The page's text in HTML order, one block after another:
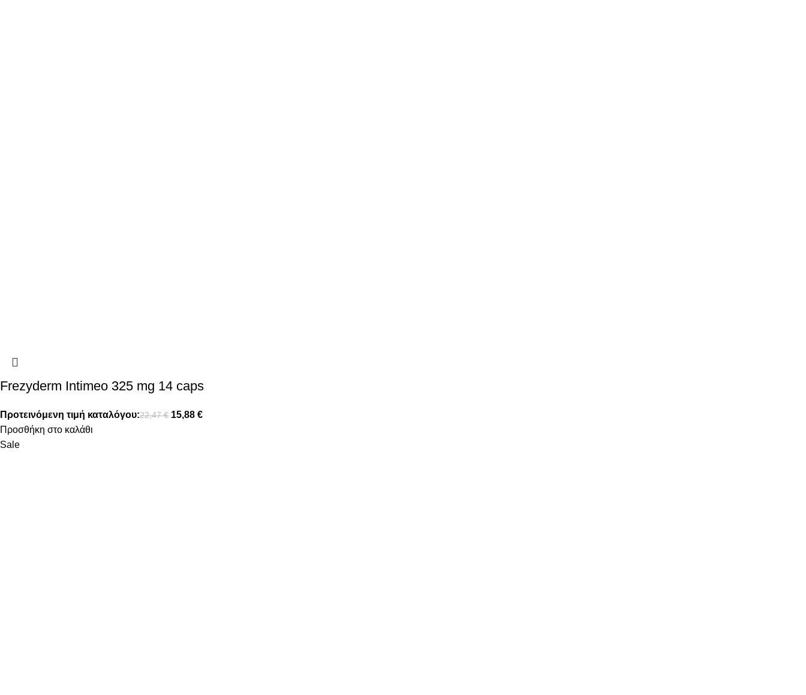
Frezyderm Intimeo 325 mg 14 caps
Προτεινόμενη τιμή καταλόγου:22,47€ 15,88 €
Προσθήκη στο καλάθι
Sale